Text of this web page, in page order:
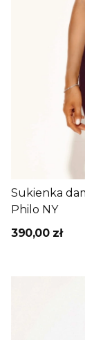
Sukienka
Philo NY
390,00 zł